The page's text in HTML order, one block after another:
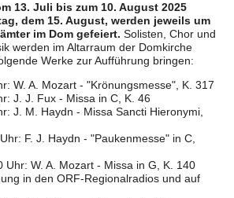
13. Juli bis zum 10. August 2025
dem 15. August, werden jeweils um
im Dom gefeiert. Solisten, Chor und
werden im Altarraum der Domkirche
Werke zur Aufführung bringen:
W. A. Mozart - "Krönungsmesse", K. 317
J. J. Fux - Missa in C, K. 46
J. M. Haydn - Missa Sancti Hieronymi,
F. J. Haydn - "Paukenmesse" in C,
Uhr: W. A. Mozart - Missa in G, K. 140
in den ORF-Regionalradios und auf